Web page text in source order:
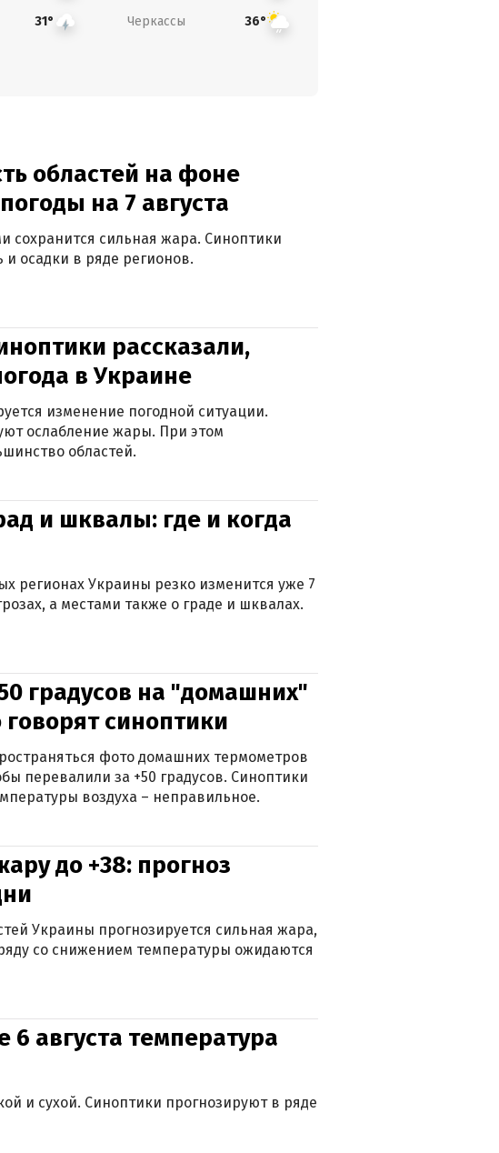
31° Черкассы 36°
областей на фоне
на 7 августа
сохранится сильная жара. Синоптики
осадки в ряде регионов.
рассказали,
в Украине
изменение погодной ситуации.
ослабление жары. При этом
областей.
и шквалы: где и когда
регионах Украины резко изменится уже 7
а местами также о граде и шквалах.
градусов на "домашних"
синоптики
фото домашних термометров
перевалили за +50 градусов. Синоптики
воздуха – неправильное.
до +38: прогноз
Украины прогнозируется сильная жара,
со снижением температуры ожидаются
августа температура
и сухой. Синоптики прогнозируют в ряде